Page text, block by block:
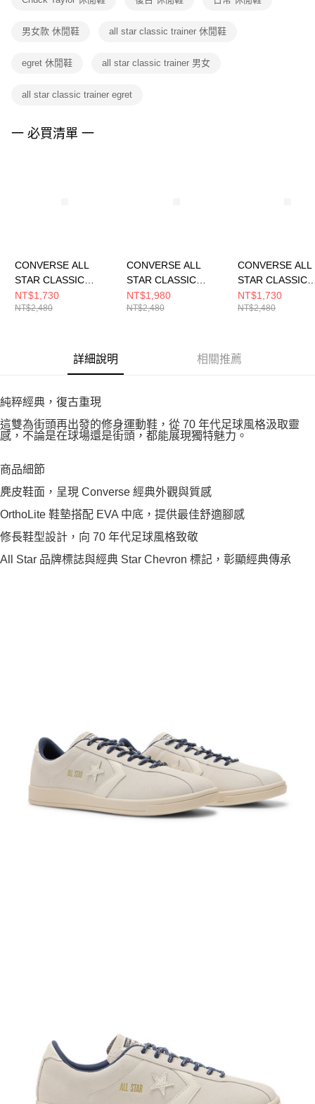
１．透過由恩沛科技股份有限公司提供之「AFTEE先享後付」服務完成之交
權轉讓予恩沛科技股份有限公司。
３．未成年的使用者請事先徵得法定代理人或監護人之同意方可使用
任。
請求用戶進行身份認證。
５．嚴禁一人註冊多個帳號或使用他人資訊註冊。若發現惡意使用之情形，
男女款 休閒鞋 all star classic trainer 休閒鞋
egret 休閒鞋 all star classic trainer 男女
all star classic trainer egret
一 必買清單 一
CONVERSE ALL
STAR CLASSIC
TRAINER OX
BLACK/WHITE 男女
NT$1,730
NT$2,480
CONVERSE ALL
STAR CLASSIC
TRAINER OX
GROUNDED 男女 休
NT$1,980
NT$2,480
CONVERSE ALL
STAR CLASSIC
TRAINER OX
SPORTY
NT$1,730
NT$2,480
詳細說明 相關推薦
純粹經典，復古重現
這雙為街頭再出發的修身運動鞋，從 70 年代足球風格汲取靈
感，不論是在球場還是街頭，都能展現獨特魅力。
商品細節
麂皮鞋面，呈現 Converse 經典外觀與質感
OrthoLite 鞋墊搭配 EVA 中底，提供最佳舒適腳感
修長鞋型設計，向 70 年代足球風格致敬
All Star 品牌標誌與經典 Star Chevron 標記，彰顯經典傳承